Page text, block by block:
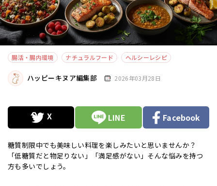
腸活・腸内環境 ナチュラルフード ヘルシーレシピ
ハッピーキヌア編集部 2026年03月28日
LINE Facebook
糖質制限中でも美味しい料理を楽しみたいと思いませんか？
「低糖質だと物足りない」「満足感がない」そんな悩みを持つ
方も多いでしょう。